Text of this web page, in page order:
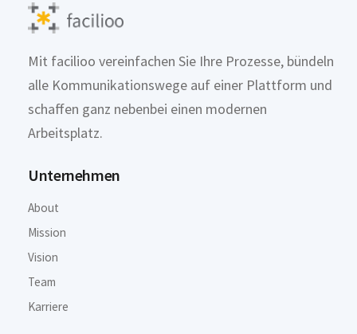
Mit facilioo vereinfachen Sie Ihre Prozesse, bündeln
alle Kommunikationswege auf einer Plattform und
schaffen ganz nebenbei einen modernen
Arbeitsplatz.
Unternehmen
About
Mission
Vision
Team
Karriere